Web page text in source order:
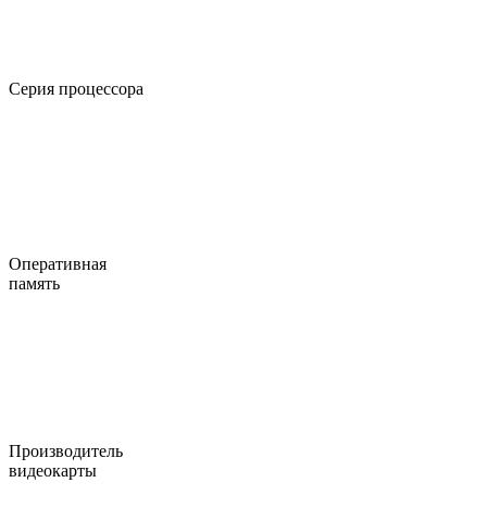
Серия процессора
Оперативная
память
Производитель
видеокарты